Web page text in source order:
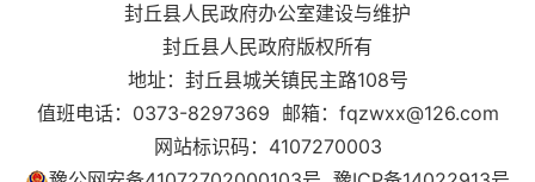
封丘县人民政府办公室建设与维护
封丘县人民政府版权所有
地址：封丘县城关镇民主路108号
值班电话：0373-8297369 邮箱：fqzwxx@126.com
网站标识码：4107270003